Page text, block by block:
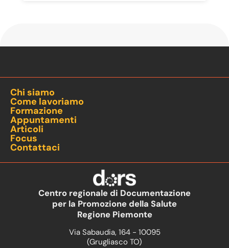
Chi siamo
Come lavoriamo
Formazione
Appuntamenti
Articoli
Focus
Contattaci
Centro regionale di Documentazione
per la Promozione della Salute
Regione Piemonte
Via Sabaudia, 164 - 10095
(Grugliasco TO)